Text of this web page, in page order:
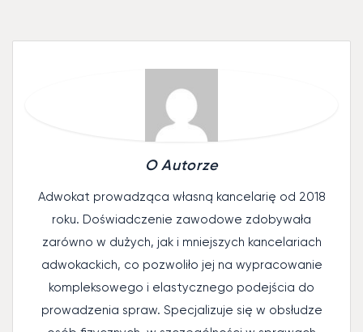
O Autorze
Adwokat prowadząca własną kancelarię od 2018
roku. Doświadczenie zawodowe zdobywała
zarówno w dużych, jak i mniejszych kancelariach
adwokackich, co pozwoliło jej na wypracowanie
kompleksowego i elastycznego podejścia do
prowadzenia spraw. Specjalizuje się w obsłudze